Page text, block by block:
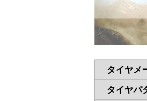
タイヤメ
タイヤパ